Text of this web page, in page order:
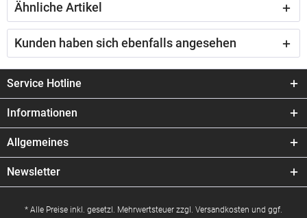
Ähnliche Artikel
Kunden haben sich ebenfalls angesehen
Service Hotline
Informationen
Allgemeines
Newsletter
* Alle Preise inkl. gesetzl. Mehrwertsteuer zzgl. Versandkosten und ggf.